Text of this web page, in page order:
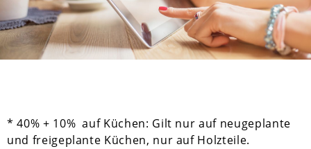
* 40% + 10% auf Küchen: Gilt nur auf neugeplante
und freigeplante Küchen, nur auf Holzteile.